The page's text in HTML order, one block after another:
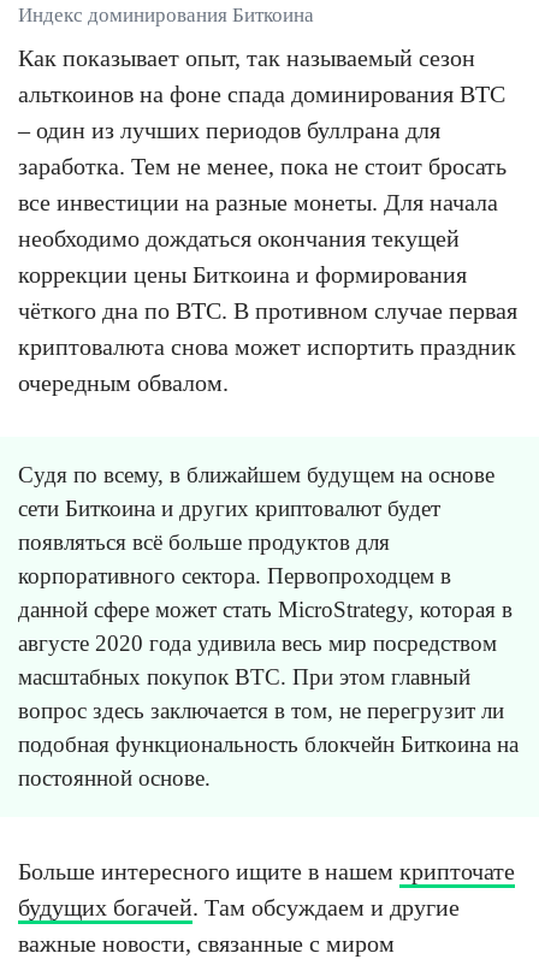
Индекс доминирования Биткоина
Как показывает опыт, так называемый сезон
альткоинов на фоне спада доминирования BTC
– один из лучших периодов буллрана для
заработка. Тем не менее, пока не стоит бросать
все инвестиции на разные монеты. Для начала
необходимо дождаться окончания текущей
коррекции цены Биткоина и формирования
чёткого дна по BTC. В противном случае первая
криптовалюта снова может испортить праздник
очередным обвалом.
Судя по всему, в ближайшем будущем на основе
сети Биткоина и других криптовалют будет
появляться всё больше продуктов для
корпоративного сектора. Первопроходцем в
данной сфере может стать MicroStrategy, которая в
августе 2020 года удивила весь мир посредством
масштабных покупок BTC. При этом главный
вопрос здесь заключается в том, не перегрузит ли
подобная функциональность блокчейн Биткоина на
постоянной основе.
Больше интересного ищите в нашем крипточате
будущих богачей. Там обсуждаем и другие
важные новости, связанные с миром